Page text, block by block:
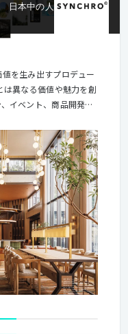
日本中の人や企業を明る
を生み出すプロデュー
は異なる価値や魅力を創
イベント、商品開発、
く元気にすることを理